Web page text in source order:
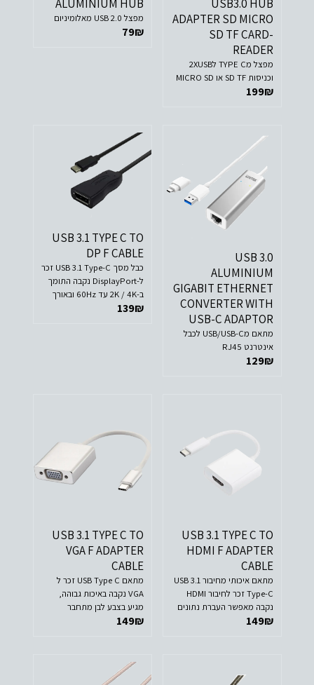
USB3.0 HUB
ADAPTER SD MICRO
SD TF CARD-
READER
מפצל מTYPE C ל2XUSB
וכניסות SD TF או MICRO SD
199₪
ALUMINIUM HUB
מפצל USB 2.0 מאלומיניום
79₪
USB 3.0
ALUMINIUM
GIGABIT ETHERNET
CONVERTER WITH
USB-C ADAPTOR
מתאם מUSB/USB-C לכבל
אינטרנט RJ45
129₪
USB 3.1 TYPE C TO
DP F CABLE
כבל מסך USB 3.1 Type-C זכר
ל-DisplayPort נקבה התומך
ב-2K / 4K עד 60Hz ובאורך
כ-2 מטרים139₪
USB 3.1 TYPE C TO
HDMI F ADAPTER
CABLE
מתאם איכותי מחיבור USB 3.1
Type-C זכר לחיבור HDMI
נקבה מאפשר העברת נתונים
של עד 5 ג'יגה לשניה
149₪
USB 3.1 TYPE C TO
VGA F ADAPTER
CABLE
מתאם USB Type C זכר ל
VGA נקבה באיכות גבוהה,
מגיע בצבע לבן מתחבר
לסמארטפונים וללפטופים
149₪